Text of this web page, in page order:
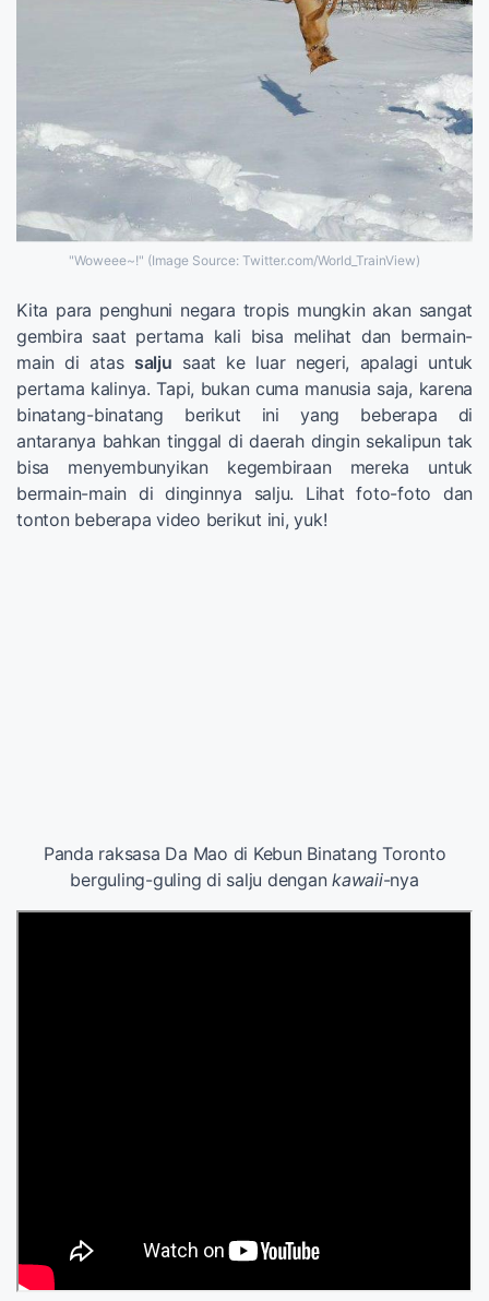
"Woweee~!" (Image Source: Twitter.com/World_TrainView)
Kita para penghuni negara tropis mungkin akan sangat
gembira saat pertama kali bisa melihat dan bermain-
main di atas salju saat ke luar negeri, apalagi untuk
pertama kalinya. Tapi, bukan cuma manusia saja, karena
binatang-binatang berikut ini yang beberapa di
antaranya bahkan tinggal di daerah dingin sekalipun tak
bisa menyembunyikan kegembiraan mereka untuk
bermain-main di dinginnya salju. Lihat foto-foto dan
tonton beberapa video berikut ini, yuk!
Panda raksasa Da Mao di Kebun Binatang Toronto
berguling-guling di salju dengankawaii-nya